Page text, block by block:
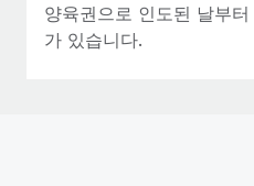
양육권으로 인도된 날부
가 있습니다.